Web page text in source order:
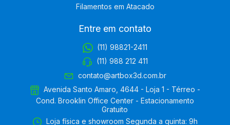
Filamentos em Atacado
Entre em contato
(11) 98821-2411
(11) 988 212 411
contato@artbox3d.com.br
Avenida Santo Amaro, 4644 - Loja 1 - Térreo -
Cond. Brooklin Office Center - Estacionamento
Gratuito
Loja física e showroom Segunda a quinta: 9h